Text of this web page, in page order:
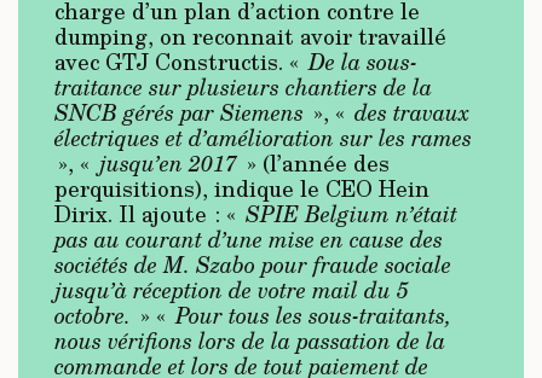
charge d’un plan d’action contre le
dumping, on reconnait avoir travaillé
avec GTJ Constructis. «De la sous-
traitance sur plusieurs chantiers de la
SNCB gérés par Siemens », « des travaux
électriques et d’amélioration sur les rames
», « jusqu’en 2017 » (l’année des
perquisitions), indique le CEO Hein
Dirix. Il ajoute : « SPIE Belgium n’était
pas au courant d’une mise en cause des
sociétés de M. Szabo pour fraude sociale
jusqu’à réception de votre mail du 5
octobre. » «Pour tous les sous-traitants,
nous vérifions lors de la passation de la
commande et lors de tout paiement de